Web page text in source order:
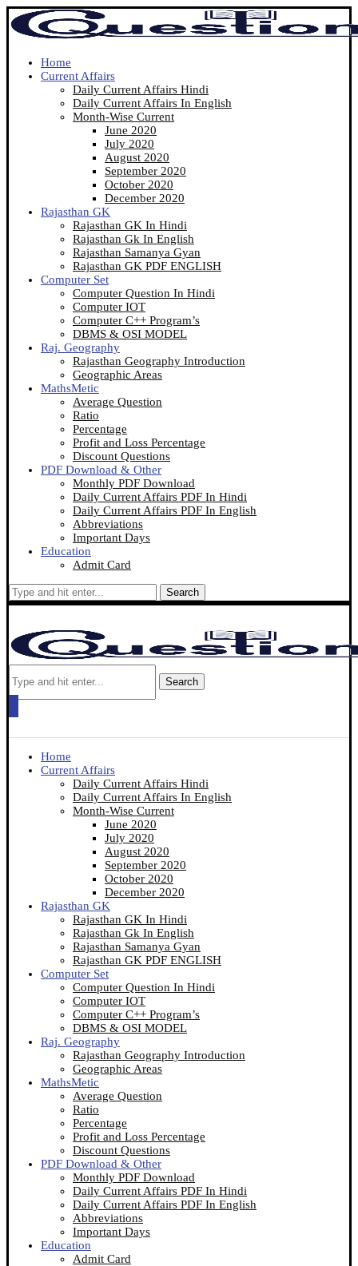
Home
Current Affairs
Daily Current Affairs Hindi
Daily Current Affairs In English
Month-Wise Current
June 2020
July 2020
August 2020
September 2020
October 2020
December 2020
Rajasthan GK
Rajasthan GK In Hindi
Rajasthan Gk In English
Rajasthan Samanya Gyan
Rajasthan GK PDF ENGLISH
Computer Set
Computer Question In Hindi
Computer IOT
Computer C++ Program’s
DBMS & OSI MODEL
Raj. Geography
Rajasthan Geography Introduction
Geographic Areas
MathsMetic
Average Question
Ratio
Percentage
Profit and Loss Percentage
Discount Questions
PDF Download & Other
Monthly PDF Download
Daily Current Affairs PDF In Hindi
Daily Current Affairs PDF In English
Abbreviations
Important Days
Education
Admit Card
Search
Search
Home
Current Affairs
Daily Current Affairs Hindi
Daily Current Affairs In English
Month-Wise Current
June 2020
July 2020
August 2020
September 2020
October 2020
December 2020
Rajasthan GK
Rajasthan GK In Hindi
Rajasthan Gk In English
Rajasthan Samanya Gyan
Rajasthan GK PDF ENGLISH
Computer Set
Computer Question In Hindi
Computer IOT
Computer C++ Program’s
DBMS & OSI MODEL
Raj. Geography
Rajasthan Geography Introduction
Geographic Areas
MathsMetic
Average Question
Ratio
Percentage
Profit and Loss Percentage
Discount Questions
PDF Download & Other
Monthly PDF Download
Daily Current Affairs PDF In Hindi
Daily Current Affairs PDF In English
Abbreviations
Important Days
Education
Admit Card